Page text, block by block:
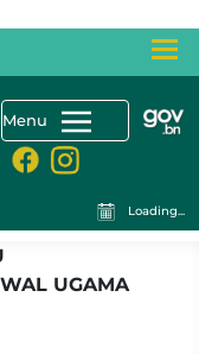
Menu
Loading...
UGAMA